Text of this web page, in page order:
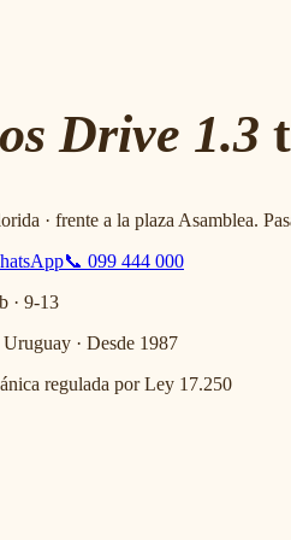
Drive 1.3
· frente a la plaza Asamblea.
📞 099 444 000
· 9-13
· Desde 1987
regulada por Ley 17.250